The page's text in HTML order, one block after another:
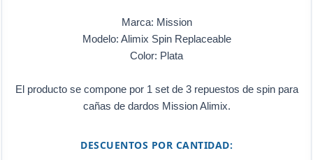
Marca: Mission
Modelo: Alimix Spin Replaceable
Color: Plata
El producto se compone por 1 set de 3 repuestos de spin para
cañas de dardos Mission Alimix.
DESCUENTOS POR CANTIDAD: